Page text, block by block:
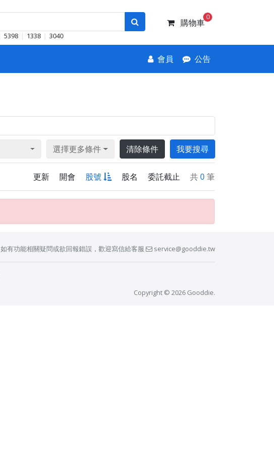
5398 1338 3040
購物車
0
會員 公告
選擇更多條件 清除條件 我要搜尋
更新 開會 股號 股名 委託截止 共0 筆
如有功能相關疑問或欲回報錯誤，歡迎寫信給客服 service@gooddie.tw
Copyright © 2026 Gooddie.